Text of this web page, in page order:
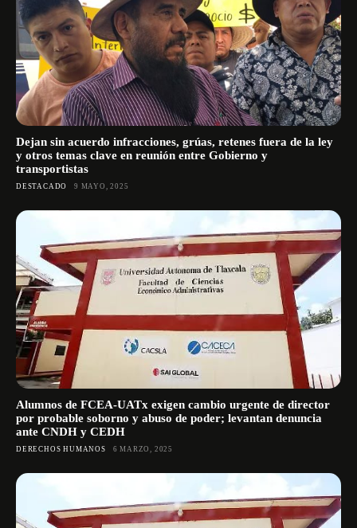
Dejan sin acuerdo infracciones, grúas, retenes fuera de la ley
y otros temas clave en reunión entre Gobierno y
transportistas
DESTACADO 9 MAYO, 2025
Alumnos de FCEA-UATx exigen cambio urgente de director
por probable soborno y abuso de poder; levantan denuncia
ante CNDH y CEDH
DERECHOS HUMANOS 6 MARZO, 2025